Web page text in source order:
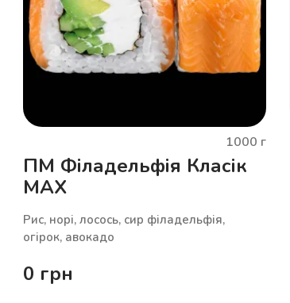
1000 г
ПМ Філадельфія Класік
MAX
Рис, норі, лосось, сир філадельфія,
огірок, авокадо
0 грн